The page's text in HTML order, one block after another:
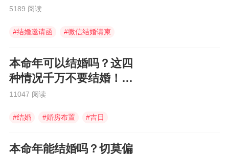
5189 阅读
#结婚邀请函 #微信结婚请柬
本命年可以结婚吗？这四
种情况千万不要结婚！大
凶
11047 阅读
#结婚 #婚房布置 #吉日
本命年能结婚吗？切莫偏